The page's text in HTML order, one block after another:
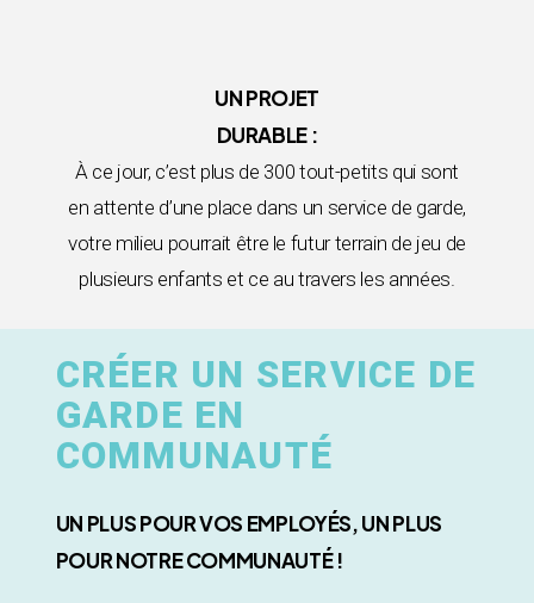
UN PROJET
DURABLE :
À ce jour, c’est plus de 300 tout-petits qui sont
en attente d’une place dans un service de garde,
votre milieu pourrait être le futur terrain de jeu de
plusieurs enfants et ce au travers les années.
CRÉER UN SERVICE DE
GARDE EN
COMMUNAUTÉ
UN PLUS POUR VOS EMPLOYÉS, UN PLUS
POUR NOTRE COMMUNAUTÉ !